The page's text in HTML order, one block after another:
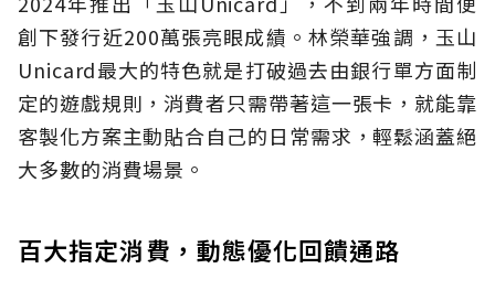
創下發行近200萬張亮眼成績。林榮華強調，玉山
Unicard最大的特色就是打破過去由銀行單方面制
定的遊戲規則，消費者只需帶著這一張卡，就能靠
客製化方案主動貼合自己的日常需求，輕鬆涵蓋絕
大多數的消費場景。
百大指定消費，動態優化回饋通路